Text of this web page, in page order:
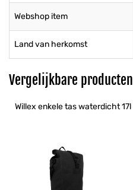
Webshop item
Land van herkomst
Vergelijkbare producten
Willex enkele tas waterdicht 17l